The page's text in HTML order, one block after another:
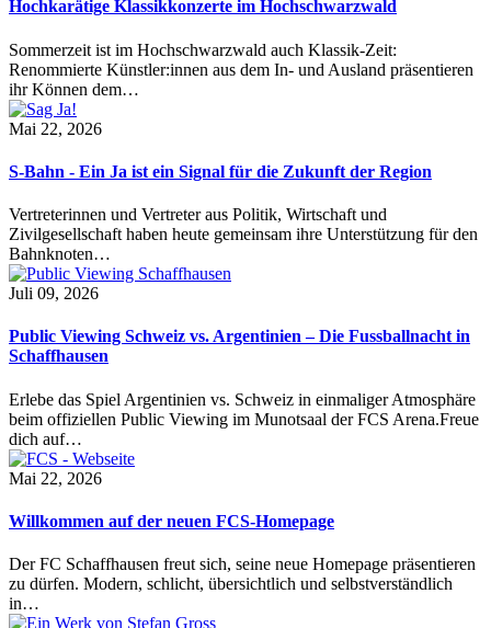
Hochkarätige Klassikkonzerte im Hochschwarzwald
Sommerzeit ist im Hochschwarzwald auch Klassik-Zeit:
Renommierte Künstler:innen aus dem In- und Ausland präsentieren
ihr Können dem…
Mai 22, 2026
S-Bahn - Ein Ja ist ein Signal für die Zukunft der Region
Vertreterinnen und Vertreter aus Politik, Wirtschaft und
Zivilgesellschaft haben heute gemeinsam ihre Unterstützung für den
Bahnknoten…
Juli 09, 2026
Public Viewing Schweiz vs. Argentinien – Die Fussballnacht in
Schaffhausen
Erlebe das Spiel Argentinien vs. Schweiz in einmaliger Atmosphäre
beim offiziellen Public Viewing im Munotsaal der FCS Arena.Freue
dich auf…
Mai 22, 2026
Willkommen auf der neuen FCS-Homepage
Der FC Schaffhausen freut sich, seine neue Homepage präsentieren
zu dürfen. Modern, schlicht, übersichtlich und selbstverständlich
in…